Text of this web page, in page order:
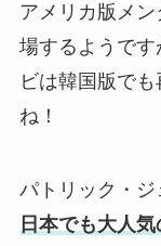
アメリカ版メ
場するようで
ビは韓国版で
ね！
パトリック・
日本でも大人